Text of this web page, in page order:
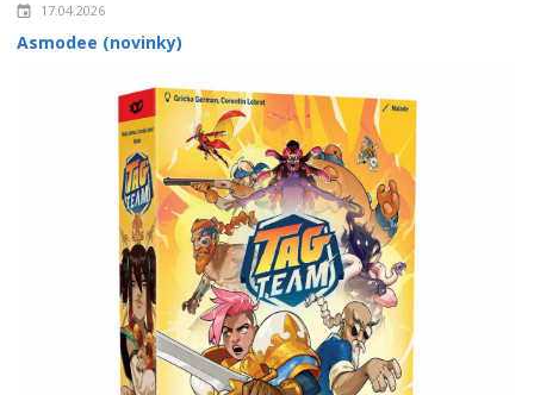
17.04.2026
Asmodee (novinky)